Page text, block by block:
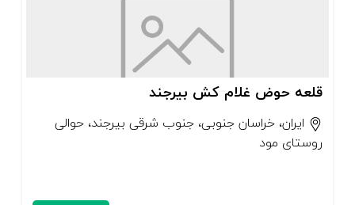
قلعه حوض غلام کش بیرجند
ایران، خراسان جنوبی، جنوب شرقی بیرجند، حوالی
روستای مود